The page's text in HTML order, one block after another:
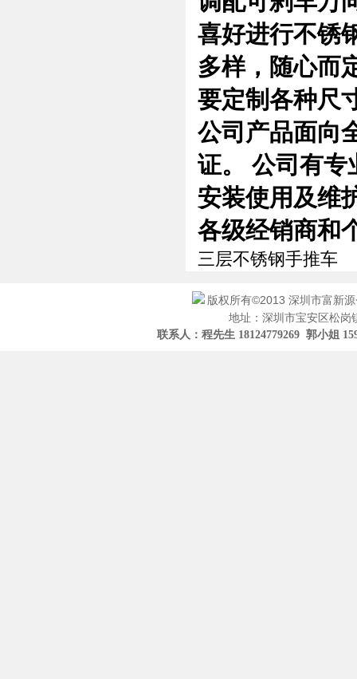
喜好进行不锈
多样，随心而
要定制各种尺
公司产品面向
证。 公司有专
安装使用及维
各级经销商和
三层不锈钢手推车
版权所有©2013 深圳市富新
地址：深圳市宝安区松
联系人：程先生 18124779269 郭小姐